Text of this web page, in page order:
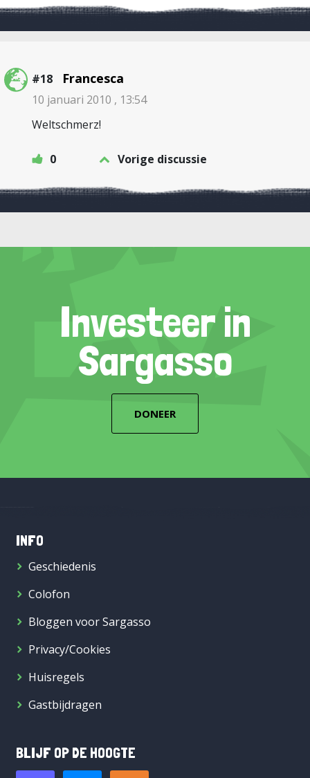
#18 Francesca
10 januari 2010 , 13:54
Weltschmerz!
0 Vorige discussie
Investeer in
Sargasso
DONEER
INFO
Geschiedenis
Colofon
Bloggen voor Sargasso
Privacy/Cookies
Huisregels
Gastbijdragen
BLIJF OP DE HOOGTE